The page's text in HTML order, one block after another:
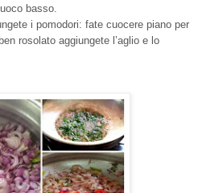
basso.
i pomodori: fate cuocere piano per
rosolato aggiungete l’aglio e lo